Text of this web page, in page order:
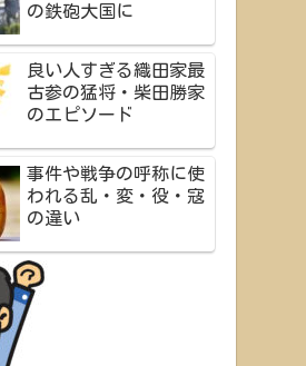
の鉄砲大国に
良い人すぎる織田家最
古参の猛将・柴田勝家
のエピソード
事件や戦争の呼称に使
われる乱・変・役・寇
の違い